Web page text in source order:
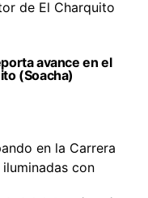
avance en el
(Soacha)